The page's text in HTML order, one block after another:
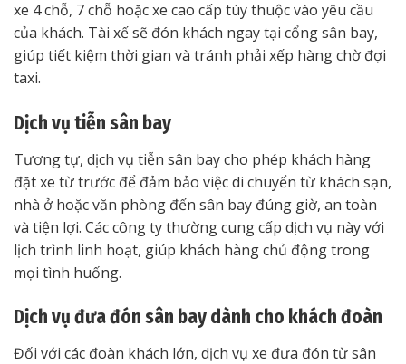
xe 4 chỗ, 7 chỗ hoặc xe cao cấp tùy thuộc vào yêu cầu
của khách. Tài xế sẽ đón khách ngay tại cổng sân bay,
giúp tiết kiệm thời gian và tránh phải xếp hàng chờ đợi
taxi.
Dịch vụ tiễn sân bay
Tương tự, dịch vụ tiễn sân bay cho phép khách hàng
đặt xe từ trước để đảm bảo việc di chuyển từ khách sạn,
nhà ở hoặc văn phòng đến sân bay đúng giờ, an toàn
và tiện lợi. Các công ty thường cung cấp dịch vụ này với
lịch trình linh hoạt, giúp khách hàng chủ động trong
mọi tình huống.
Dịch vụ đưa đón sân bay dành cho khách đoàn
Đối với các đoàn khách lớn, dịch vụ xe đưa đón từ sân